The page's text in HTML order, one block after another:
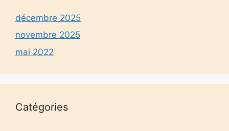
décembre 2025
novembre 2025
mai 2022
Catégories